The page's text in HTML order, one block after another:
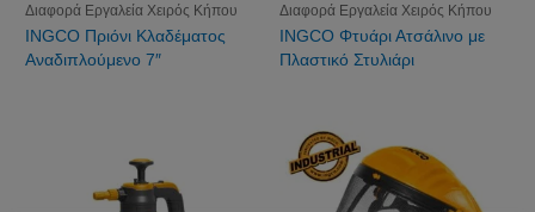
Διαφορά Εργαλεία Χειρός Κήπου
INGCO Πριόνι Κλαδέματος
Αναδιπλούμενο 7″
Διαφορά Εργαλεία Χειρός Κήπου
INGCO Φτυάρι Ατσάλινο με
Πλαστικό Στυλιάρι